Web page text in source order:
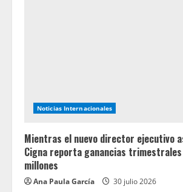
Noticias Internacionales
Mientras el nuevo director ejecutivo
Cigna reporta ganancias trimestrales
millones
Ana Paula García 30 julio 2026